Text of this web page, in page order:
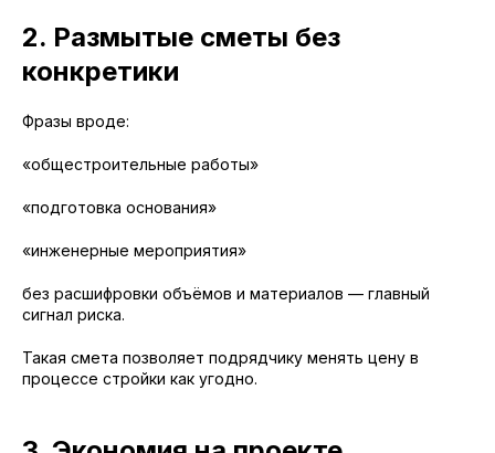
2. Размытые сметы без
конкретики
Фразы вроде:
«общестроительные работы»
«подготовка основания»
«инженерные мероприятия»
без расшифровки объёмов и материалов — главный
сигнал риска.
Такая смета позволяет подрядчику менять цену в
процессе стройки как угодно.